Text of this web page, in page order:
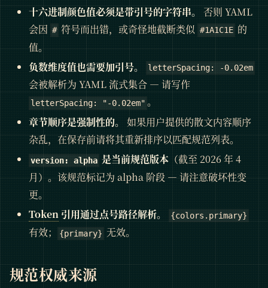
十六进制颜色值必须是带引号的字符串。
否则 YAML
会因 # 符号而出错，或奇怪地截断类似 #1A1C1E 的
值。
负数维度值也需要加引号。
letterSpacing: -0.02em
会被解析为 YAML 流式集合 — 请写作
letterSpacing: "-0.02em" 。
章节顺序是强制性的。
如果用户提供的散文内容顺序
杂乱，在保存前请将其重新排序以匹配规范列表。
version: alpha 是当前规范版本 （截至 2026 年 4
月）。该规范标记为 alpha 阶段 — 请注意破坏性变
更。
Token 引用通过点号路径解析。 {colors.primary}
有效； {primary} 无效。
规范权威来源